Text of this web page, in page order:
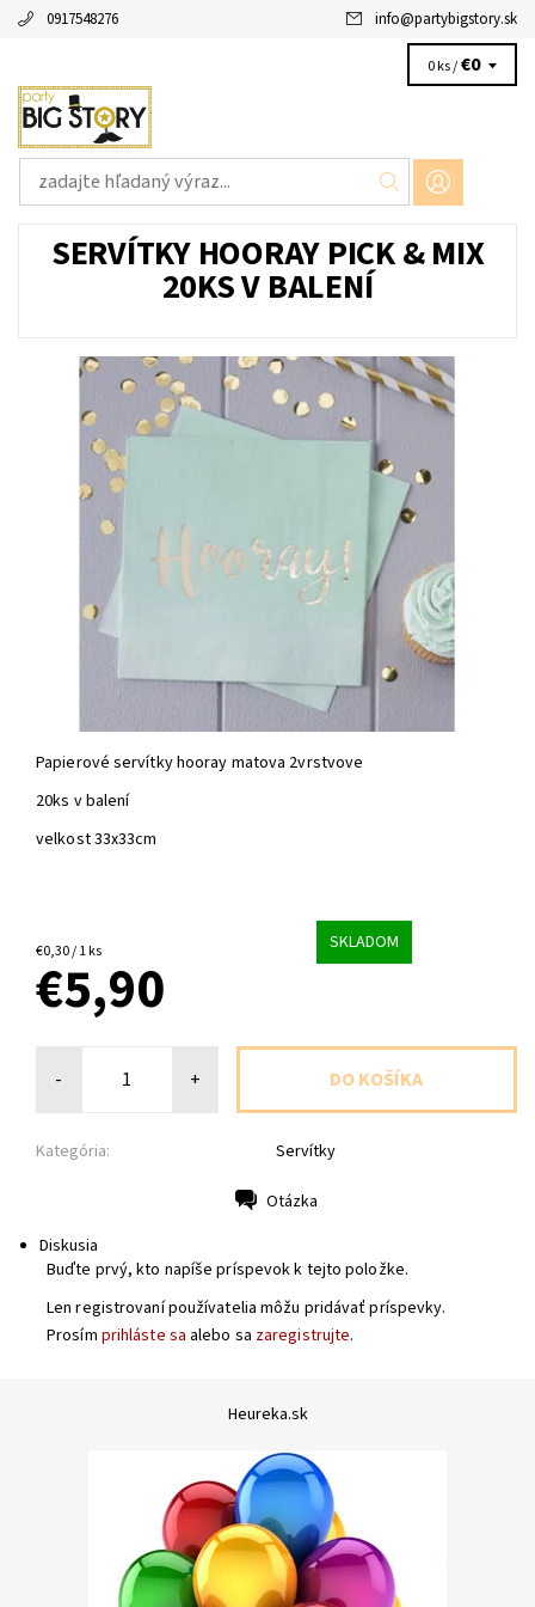
0917548276 info@partybigstory.sk
0 ks /€0
SERVÍTKY HOORAY PICK & MIX
20KS V BALENÍ
Papierové servítky hooray matova 2vrstvove
20ks v balení
velkost 33x33cm
€0,30 / 1 ks SKLADOM
€5,90
- +
Kategória: Servítky
Otázka
Diskusia
Buďte prvý, kto napíše príspevok k tejto položke.
Len registrovaní používatelia môžu pridávať príspevky.
Prosím prihláste sa alebo sa zaregistrujte.
Heureka.sk